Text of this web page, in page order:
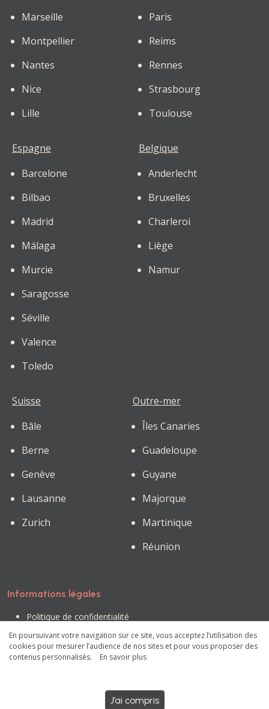
Marseille
Montpellier
Nantes
Nice
Lille
Paris
Reims
Rennes
Strasbourg
Toulouse
Espagne
Barcelone
Bilbao
Madrid
Málaga
Murcie
Saragosse
Séville
Valence
Toledo
Belgique
Anderlecht
Bruxelles
Charleroi
Liège
Namur
Suisse
Bâle
Berne
Genève
Lausanne
Zurich
Outre-mer
Îles Canaries
Guadeloupe
Guyane
Majorque
Martinique
Réunion
Informations légales
Politique de confidentialité
Mentions légales
Préférences des cookies
En poursuivant votre navigation sur ce site, vous acceptez l’utilisation des
cookies pour mesurer l’audience de nos sites et pour vous proposer des
contenus personnalisés.
En savoir plus
J’ai compris